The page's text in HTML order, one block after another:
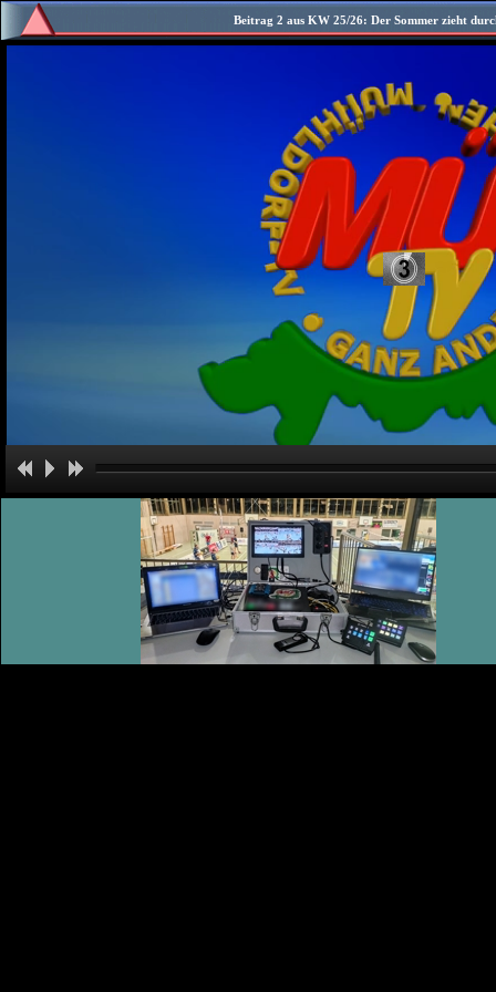
Beitrag 2 aus KW 25/26: Der Sommer zieht